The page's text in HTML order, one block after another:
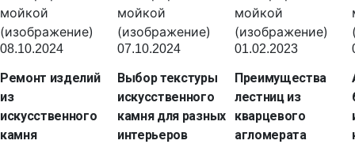
08.10.2024
Ремонт изделий
из
искусственного
камня
07.10.2024
Выбор текстуры
искусственного
камня для разных
интерьеров
01.02.2023
Преимущества
лестниц из
кварцевого
агломерата